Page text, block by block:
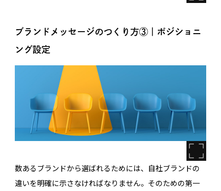
ブランドメッセージのつくり方③｜ポジショニ
ング設定
数あるブランドから選ばれるためには、自社ブランドの
違いを明確に示さなければなりません。そのための第一